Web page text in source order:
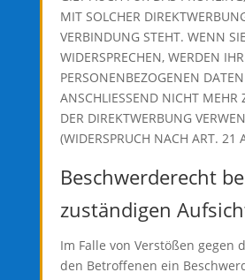
MIT SOLCHER
VERBINDUNG STEHT. WENN SIE
WIDERSPRECHEN, WERDEN
PERSONENBEZOGENEN DATEN
ANSCHLIESSEND NICHT MEHR
DER DIREKTWERBUNG
(WIDERSPRUCH NACH ART. 21
Beschwerde­recht
zuständigen
Im Falle von Verstößen gegen
den Betroffenen ein